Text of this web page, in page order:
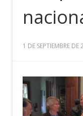
1 DE SEPTIEMBRE DE